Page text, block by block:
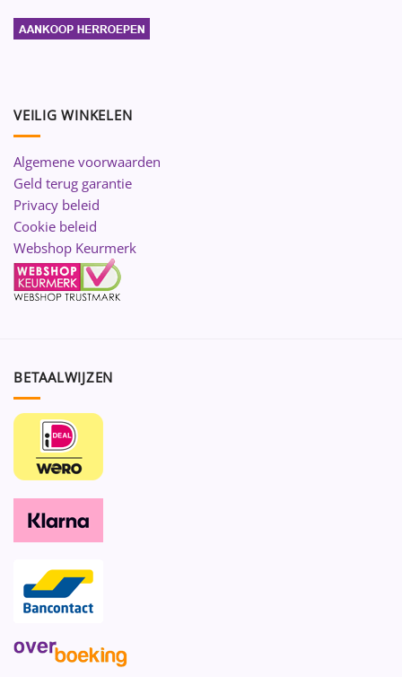
VEILIG WINKELEN
Algemene voorwaarden
Geld terug garantie
Privacy beleid
Cookie beleid
Webshop Keurmerk
BETAALWIJZEN